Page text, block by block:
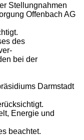
Stellungnahmen
Offenbach AG
des
bei der
Darmstadt
Energie und
beachtet.